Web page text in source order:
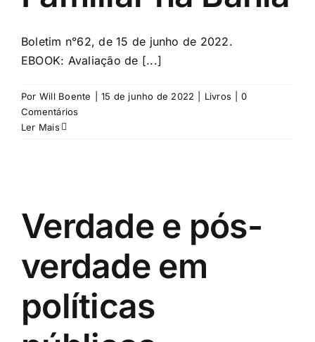
Boletim n°62, de 15 de junho de 2022.
EBOOK: Avaliação de [...]
Por Will Boente 15 de junho de 2022 Livros
0
Comentários
Ler Mais
Verdade e pós-
verdade em
políticas